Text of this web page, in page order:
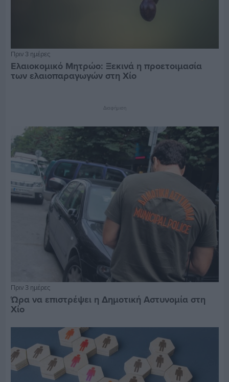
Πριν 3 ημέρες
Ελαιοκομικό Μητρώο: Ξεκινά η προετοιμασία
των ελαιοπαραγωγών στη Χίο
Διαφήμιση
Πριν 3 ημέρες
Ώρα να επιστρέψει η Δημοτική Αστυνομία στη
Χίο